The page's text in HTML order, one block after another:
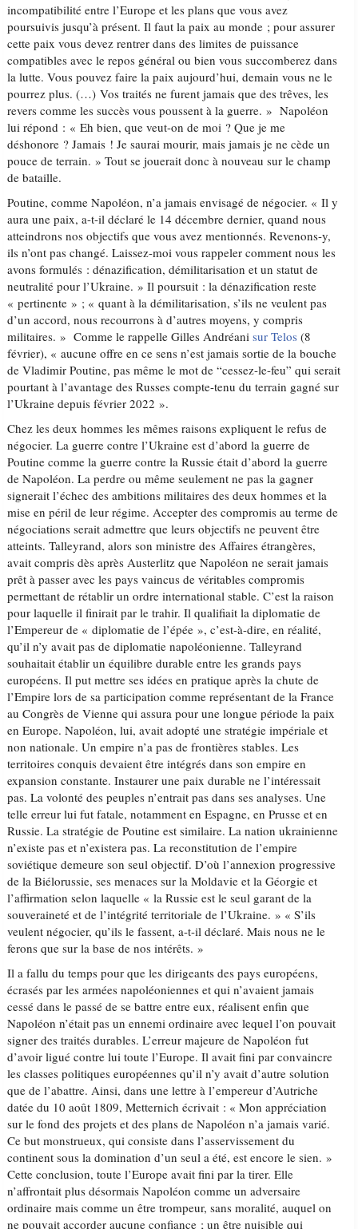
incompatibilité entre l’Europe et les plans que vous avez
poursuivis jusqu’à présent. Il faut la paix au monde ; pour assurer
cette paix vous devez rentrer dans des limites de puissance
compatibles avec le repos général ou bien vous succomberez dans
la lutte. Vous pouvez faire la paix aujourd’hui, demain vous ne le
pourrez plus. (…) Vos traités ne furent jamais que des trêves, les
revers comme les succès vous poussent à la guerre. » Napoléon
lui répond : « Eh bien, que veut-on de moi ? Que je me
déshonore ? Jamais ! Je saurai mourir, mais jamais je ne cède un
pouce de terrain. » Tout se jouerait donc à nouveau sur le champ
de bataille.
Poutine, comme Napoléon, n’a jamais envisagé de négocier. « Il y
aura une paix, a-t-il déclaré le 14 décembre dernier, quand nous
atteindrons nos objectifs que vous avez mentionnés. Revenons-y,
ils n’ont pas changé. Laissez-moi vous rappeler comment nous les
avons formulés : dénazification, démilitarisation et un statut de
neutralité pour l’Ukraine. » Il poursuit : la dénazification reste
« pertinente » ; « quant à la démilitarisation, s’ils ne veulent pas
d’un accord, nous recourrons à d’autres moyens, y compris
militaires. » Comme le rappelle Gilles Andréanisur Telos (8
février), « aucune offre en ce sens n’est jamais sortie de la bouche
de Vladimir Poutine, pas même le mot de “cessez-le-feu” qui serait
pourtant à l’avantage des Russes compte-tenu du terrain gagné sur
l’Ukraine depuis février 2022 ».
Chez les deux hommes les mêmes raisons expliquent le refus de
négocier. La guerre contre l’Ukraine est d’abord la guerre de
Poutine comme la guerre contre la Russie était d’abord la guerre
de Napoléon. La perdre ou même seulement ne pas la gagner
signerait l’échec des ambitions militaires des deux hommes et la
mise en péril de leur régime. Accepter des compromis au terme de
négociations serait admettre que leurs objectifs ne peuvent être
atteints. Talleyrand, alors son ministre des Affaires étrangères,
avait compris dès après Austerlitz que Napoléon ne serait jamais
prêt à passer avec les pays vaincus de véritables compromis
permettant de rétablir un ordre international stable. C’est la raison
pour laquelle il finirait par le trahir. Il qualifiait la diplomatie de
l’Empereur de « diplomatie de l’épée », c’est-à-dire, en réalité,
qu’il n’y avait pas de diplomatie napoléonienne. Talleyrand
souhaitait établir un équilibre durable entre les grands pays
européens. Il put mettre ses idées en pratique après la chute de
l’Empire lors de sa participation comme représentant de la France
au Congrès de Vienne qui assura pour une longue période la paix
en Europe. Napoléon, lui, avait adopté une stratégie impériale et
non nationale. Un empire n’a pas de frontières stables. Les
territoires conquis devaient être intégrés dans son empire en
expansion constante. Instaurer une paix durable ne l’intéressait
pas. La volonté des peuples n’entrait pas dans ses analyses. Une
telle erreur lui fut fatale, notamment en Espagne, en Prusse et en
Russie. La stratégie de Poutine est similaire. La nation ukrainienne
n’existe pas et n’existera pas. La reconstitution de l’empire
soviétique demeure son seul objectif. D’où l’annexion progressive
de la Biélorussie, ses menaces sur la Moldavie et la Géorgie et
l’affirmation selon laquelle « la Russie est le seul garant de la
souveraineté et de l’intégrité territoriale de l’Ukraine. » « S’ils
veulent négocier, qu’ils le fassent, a-t-il déclaré. Mais nous ne le
ferons que sur la base de nos intérêts. »
Il a fallu du temps pour que les dirigeants des pays européens,
écrasés par les armées napoléoniennes et qui n’avaient jamais
cessé dans le passé de se battre entre eux, réalisent enfin que
Napoléon n’était pas un ennemi ordinaire avec lequel l’on pouvait
signer des traités durables. L’erreur majeure de Napoléon fut
d’avoir ligué contre lui toute l’Europe. Il avait fini par convaincre
les classes politiques européennes qu’il n’y avait d’autre solution
que de l’abattre. Ainsi, dans une lettre à l’empereur d’Autriche
datée du 10 août 1809, Metternich écrivait : « Mon appréciation
sur le fond des projets et des plans de Napoléon n’a jamais varié.
Ce but monstrueux, qui consiste dans l’asservissement du
continent sous la domination d’un seul a été, est encore le sien. »
Cette conclusion, toute l’Europe avait fini par la tirer. Elle
n’affrontait plus désormais Napoléon comme un adversaire
ordinaire mais comme un être trompeur, sans moralité, auquel on
ne pouvait accorder aucune confiance ; un être nuisible qui